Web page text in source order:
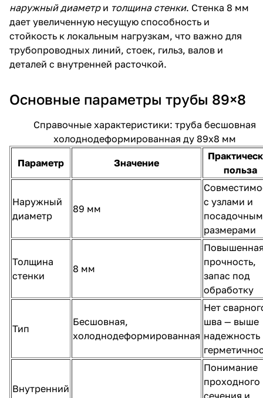
наружный диаметри толщина стенки. Стенка 8 мм
дает увеличенную несущую способность и
стойкость к локальным нагрузкам, что важно для
трубопроводных линий, стоек, гильз, валов и
деталей с внутренней расточкой.
Основные параметры трубы 89×8
Справочные характеристики: труба бесшовная
холоднодеформированная ду 89х8 мм
Параметр Значение
польза
Наружный
диаметр
89 мм
с узлами и
размерами
Толщина
стенки
8 мм
прочность,
запас под
обработку
Тип
Бесшовная,
холоднодеформированная
Нет
шва — выше
надежность
Внутренний
Понимание
проходного
сечения и